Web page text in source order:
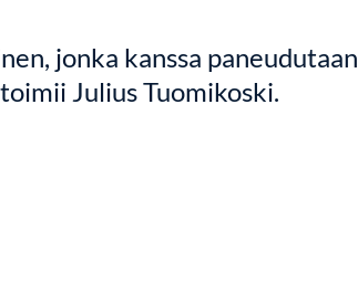
jonka kanssa paneudutaan
Julius Tuomikoski.